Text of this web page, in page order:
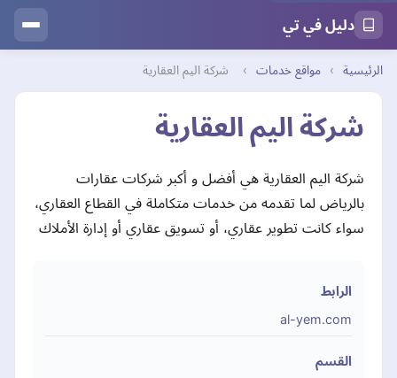
دليل في تي
الرئيسية › مواقع خدمات › شركة اليم العقارية
شركة اليم العقارية
شركة اليم العقارية هي أفضل و أكبر شركات عقارات
بالرياض لما تقدمه من خدمات متكاملة في القطاع العقاري،
سواء كانت تطوير عقاري، أو تسويق عقاري أو إدارة الأملاك
الرابط
al-yem.com
القسم